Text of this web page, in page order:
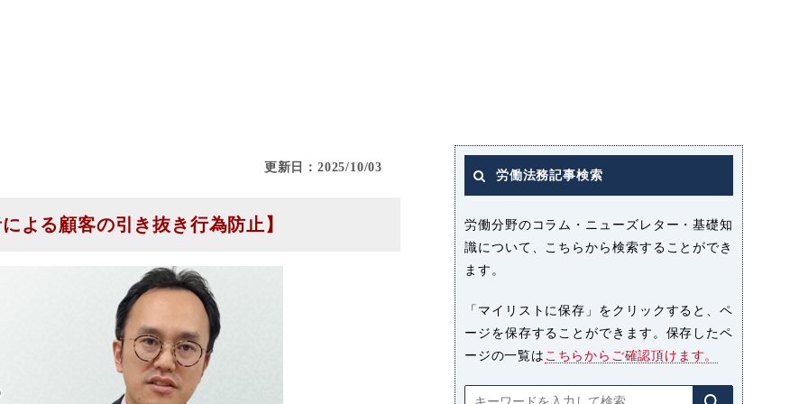
更新日：2025/10/03
よる顧客の引き抜き行為防止】
労働法務記事検索
労働分野のコラム・ニューズレター・基礎知
識について、こちらから検索することができ
ます。
「マイリストに保存」をクリックすると、ペ
ージを保存することができます。保存したペ
ージの一覧は こちらからご確認頂けます。